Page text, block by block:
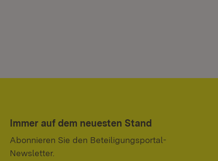
Immer auf dem neuesten Stand
Abonnieren Sie den Beteiligungsportal-
Newsletter.